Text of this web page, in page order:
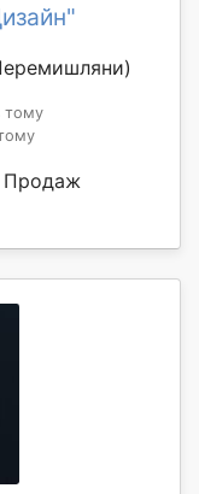
тому
Продаж